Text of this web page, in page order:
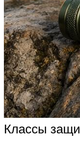
Классы